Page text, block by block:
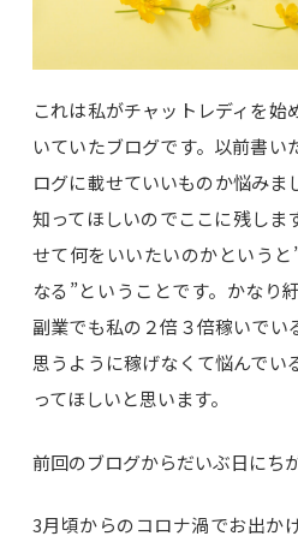
これは私がチャットレディを始
いていたブログです。以前書い
ログに載せていいものか悩みま
知ってほしいのでここに残しま
せて何をいいたいのかという
なる”ということです。かなり
副業でも私の２倍３倍稼いでい
思うように稼げなくて悩んでい
ってほしいと思います。
前回のブログからだいぶ日にち
3月頃からのコロナ渦でお出か